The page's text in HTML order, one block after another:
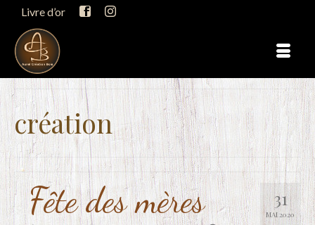
Livre d’or
création
31
MAI 2020
Fête des mères